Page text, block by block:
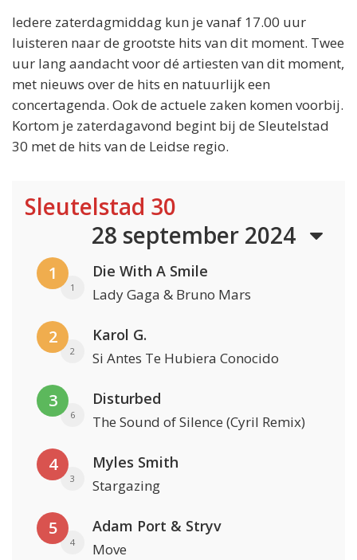
Iedere zaterdagmiddag kun je vanaf 17.00 uur
luisteren naar de grootste hits van dit moment. Twee
uur lang aandacht voor dé artiesten van dit moment,
met nieuws over de hits en natuurlijk een
concertagenda. Ook de actuele zaken komen voorbij.
Kortom je zaterdagavond begint bij de Sleutelstad
30 met de hits van de Leidse regio.
Sleutelstad 30
28 september 2024
1
1
Die With A Smile
Lady Gaga & Bruno Mars
2
2
Karol G.
Si Antes Te Hubiera Conocido
3
6
Disturbed
The Sound of Silence (Cyril Remix)
4
3
Myles Smith
Stargazing
5
4
Adam Port & Stryv
Move